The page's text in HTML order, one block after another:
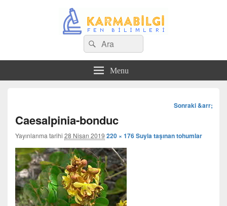
Search
for:
Ara
Menu
Görsel
Sonraki &arr;
Caesalpinia-bonduc
Yayınlanma tarihi 28 Nisan 2019 220 × 176Suyla taşınan tohumlar